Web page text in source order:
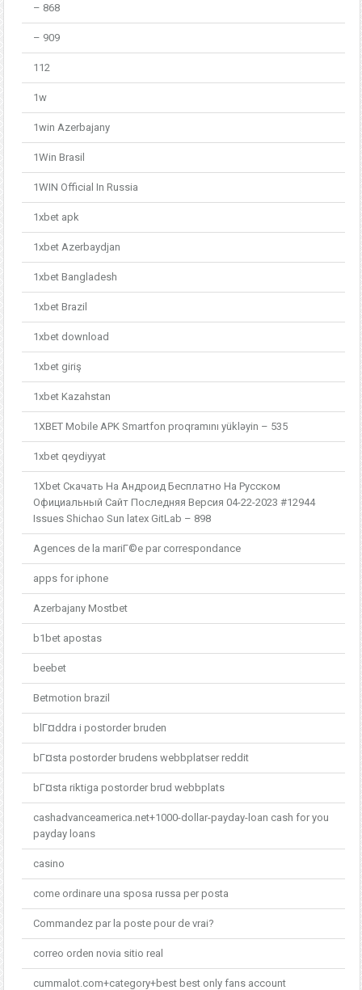
– 868
– 909
112
1w
1win Azerbajany
1Win Brasil
1WIN Official In Russia
1xbet apk
1xbet Azerbaydjan
1xbet Bangladesh
1xbet Brazil
1xbet download
1xbet giriş
1xbet Kazahstan
1XBET Mobile APK Smartfon proqramını yükləyin – 535
1xbet qeydiyyat
1Xbet Скачать На Андроид Бесплатно На Русском
Официальный Сайт Последняя Версия 04-22-2023 #12944
Issues Shichao Sun latex GitLab – 898
Agences de la mariГ©e par correspondance
apps for iphone
Azerbajany Mostbet
b1bet apostas
beebet
Betmotion brazil
blГ¤ddra i postorder bruden
bГ¤sta postorder brudens webbplatser reddit
bГ¤sta riktiga postorder brud webbplats
cashadvanceamerica.net+1000-dollar-payday-loan cash for you
payday loans
casino
come ordinare una sposa russa per posta
Commandez par la poste pour de vrai?
correo orden novia sitio real
cummalot.com+category+best best only fans account